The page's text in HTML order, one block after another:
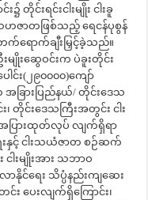
၌ တိုင်းရင်းငါးမျိုး ငါးခူ
ဟဇာတဖြစ်သည့် ရေငန်ပုစွန်
က်ရောက်ချီးမြှင့်ခဲ့သည်။
မျိုးဆွေဝင်းက ပဲခူးတိုင်း
င်း(၂၉၀၀၀၀)ကျော်
ခြားပြည်နယ်/ တိုင်းဒေသ
၊ တိုင်းဒေသကြီးအတွင်း ငါး
အပြားထုတ်လုပ် လျက်ရှိရာ
းနှင့် ငါးသယံဇာတ စဉ်ဆက်
ါးမျိုးအား သဘာဝ
နိုင်ရေး သိပ္ပံနည်းကျဆေး
း ပေးလျက်ရှိကြောင်း၊